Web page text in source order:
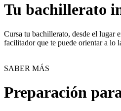
Tu bachillerato
Cursa tu bachillerato, desde el lugar
facilitador que te puede orientar a lo
SABER MÁS
Preparación